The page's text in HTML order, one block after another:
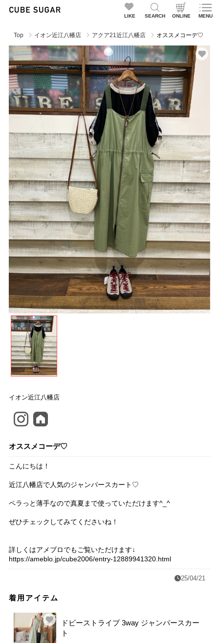
LIKE SEARCH ONLINE MENU
Top イオン近江八幡店 アクア21近江八幡店 オススメコーデ♡
イオン近江八幡店
オススメコーデ♡
こんにちは！
近江八幡店で人気のジャンパースカート♡
ペラっと薄手なので真夏まで使っていただけます^_^
ぜひチェックしてみてくださいね！
詳しくはアメブロでもご覧いただけます↓
https://ameblo.jp/cube2006/entry-12889941320.html
25/04/21
着用アイテム
ドビーストライプ 3way ジャンパースカー
ト